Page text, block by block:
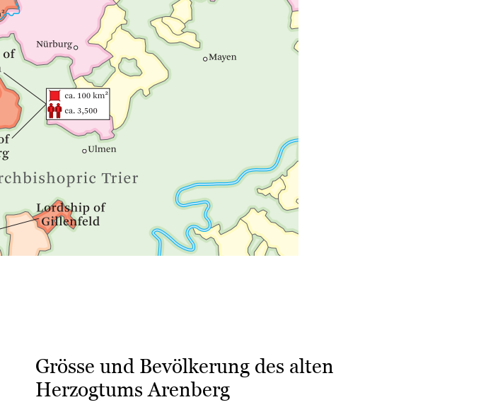
Grösse und Bevölkerung des alten
Herzogtums Arenberg